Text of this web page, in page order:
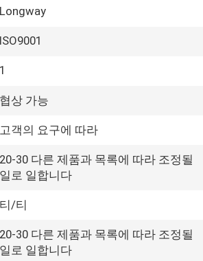
Longway
ISO9001
1
협상 가능
고객의 요구에 따라
20-30 다른 제품과 목록에 따라 조정될
일로 일합니다
티/티
20-30 다른 제품과 목록에 따라 조정될
일로 일합니다